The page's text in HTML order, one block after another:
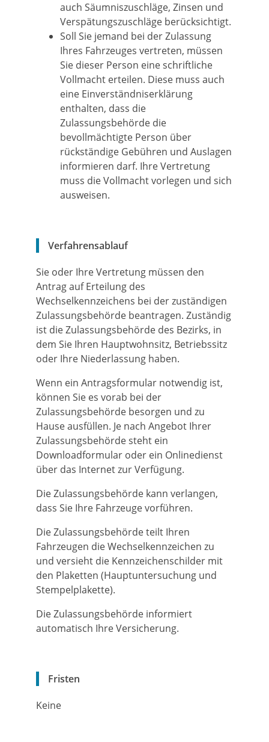
auch Säumniszuschläge, Zinsen und
Verspätungszuschläge berücksichtigt.
Soll Sie jemand bei der Zulassung
Ihres Fahrzeuges vertreten, müssen
Sie dieser Person eine schriftliche
Vollmacht erteilen. Diese muss auch
eine Einverständniserklärung
enthalten, dass die
Zulassungsbehörde die
bevollmächtigte Person über
rückständige Gebühren und Auslagen
informieren darf. Ihre Vertretung
muss die Vollmacht vorlegen und sich
ausweisen.
Verfahrensablauf
Sie oder Ihre Vertretung müssen den
Antrag auf Erteilung des
Wechselkennzeichens bei der zuständigen
Zulassungsbehörde beantragen. Zuständig
ist die Zulassungsbehörde des Bezirks, in
dem Sie Ihren Hauptwohnsitz, Betriebssitz
oder Ihre Niederlassung haben.
Wenn ein Antragsformular notwendig ist,
können Sie es vorab bei der
Zulassungsbehörde besorgen und zu
Hause ausfüllen. Je nach Angebot Ihrer
Zulassungsbehörde steht ein
Downloadformular oder ein Onlinedienst
über das Internet zur Verfügung.
Die Zulassungsbehörde kann verlangen,
dass Sie Ihre Fahrzeuge vorführen.
Die Zulassungsbehörde teilt Ihren
Fahrzeugen die Wechselkennzeichen zu
und versieht die Kennzeichenschilder mit
den Plaketten (Hauptuntersuchung und
Stempelplakette).
Die Zulassungsbehörde informiert
automatisch Ihre Versicherung.
Fristen
Keine